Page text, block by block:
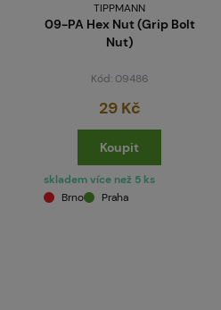
TIPPMANN
09-PA Hex Nut (Grip Bolt
Nut)
Kód: 09486
29 Kč
Koupit
skladem více než 5 ks
Brno
Praha